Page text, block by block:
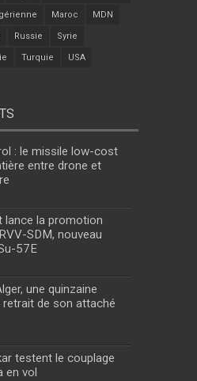
Maroc MDN
Russie Syrie
Turquie USA
: le missile low-cost
entre drone et
lance la promotion
SDM, nouveau
57E
une quinzaine
retrait de son attaché
testent le couplage
en vol